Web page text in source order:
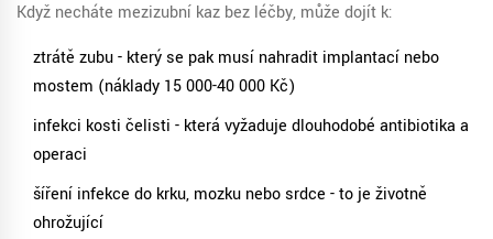
Když necháte mezizubní kaz bez léčby, může dojít k:
ztrátě zubu - který se pak musí nahradit implantací nebo
mostem (náklady 15 000-40 000 Kč)
infekci kosti čelisti - která vyžaduje dlouhodobé antibiotika a
operaci
šíření infekce do krku, mozku nebo srdce - to je životně
ohrožující